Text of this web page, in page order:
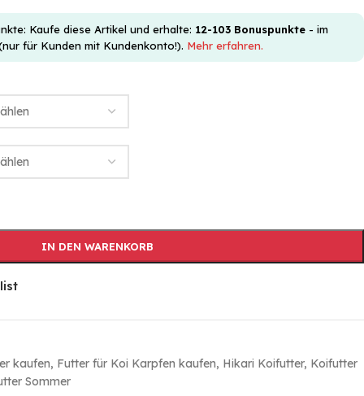
Kaufe diese Artikel und erhalte: 12-103 Bonuspunkte - im
für Kunden mit Kundenkonto!). Mehr erfahren.
IN DEN WARENKORB
kaufen, Futter für Koi Karpfen kaufen, Hikari Koifutter, Koifutter
Sommer